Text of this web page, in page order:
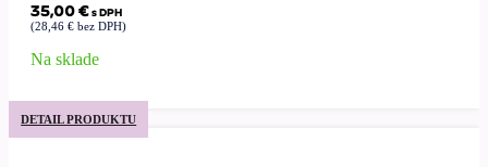
35,00€s DPH
(28,46 € bez DPH)
Na sklade
DETAIL PRODUKTU